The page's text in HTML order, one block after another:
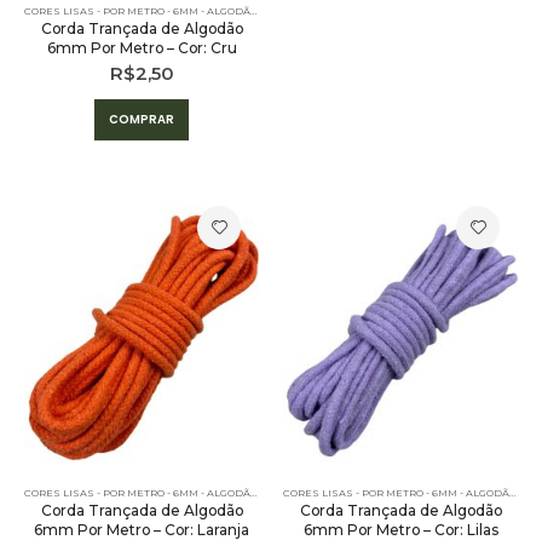
CORES LISAS - POR METRO - 6MM - ALGODÃO
Corda Trançada de Algodão
6mm Por Metro – Cor: Cru
R$2,50
COMPRAR
PE – 6MM – ALGODÃO - POR METRO, POR METRO -
Corda Trançada de Algodão
6mm Por Metro – Cor: Laranja
Corda Trançada de Algodão
6mm Por Metro – Cor: Lilas